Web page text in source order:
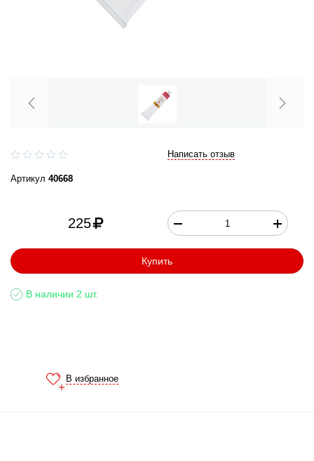
Написать отзыв
Артикул 40668
225
Купить
В наличии 2 шт.
В избранное